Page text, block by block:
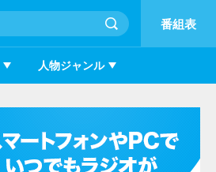
番組表
人物ジャンル